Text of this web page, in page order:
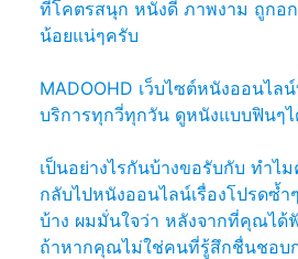
ที่โคตรสนุก หนังดี ภาพงาม ถูกอ
น้อยแน่ๆครับ
MADOOHD เว็บไซต์หนังออนไล
บริการทุกวี่ทุกวัน ดูหนังแบบฟินๆ
เป็นอย่างไรกันบ้างขอรับกับ ทำไ
กลับไปหนังออนไลน์เรื่องโปรดซ้ำ
บ้าง ผมมั่นใจว่า หลังจากที่คุณได้
ถ้าหากคุณไม่ใช่คนที่รู้สึกชื่นชอบก